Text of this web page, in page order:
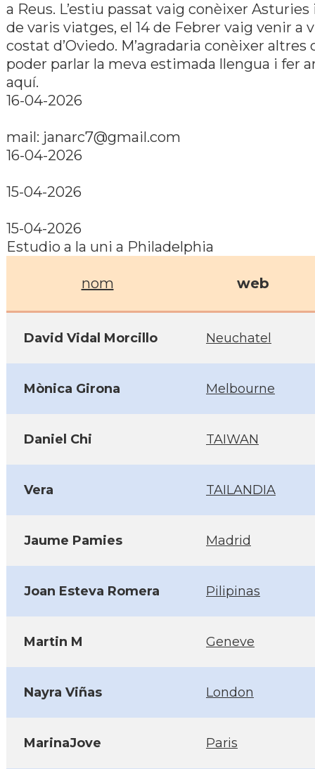
a Reus. L’estiu passat vaig conèixer Asturies
de varis viatges, el 14 de Febrer vaig venir a
costat d’Oviedo. M’agradaria conèixer altres
poder parlar la meva estimada llengua i fer
aquí.
16-04-2026
mail: janarc7@gmail.com
16-04-2026
15-04-2026
15-04-2026
Estudio a la uni a Philadelphia
nom web
David Vidal Morcillo Neuchatel
Mònica Girona Melbourne
Daniel Chi TAIWAN
Vera TAILANDIA
Jaume Pamies Madrid
Joan Esteva Romera Pilipinas
Martin M Geneve
Nayra Viñas London
MarinaJove Paris